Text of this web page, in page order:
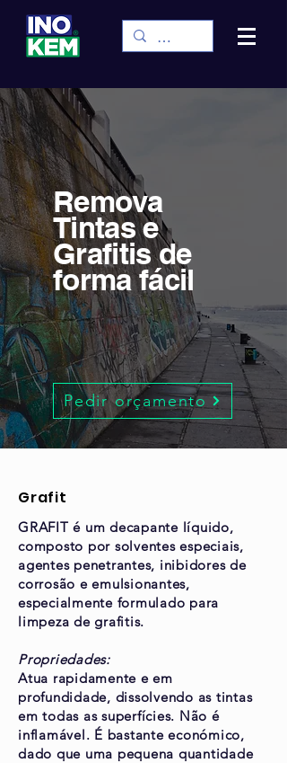
Remova
Tintas e
Grafitis de
forma fácil
Pedir orçamento
Grafit
GRAFIT é um decapante líquido,
composto por solventes especiais,
agentes penetrantes, inibidores de
corrosão e emulsionantes,
especialmente formulado para
limpeza de grafitis.
Propriedades:
Atua rapidamente e em
profundidade, dissolvendo as tintas
em todas as superfícies. Não é
inflamável. É bastante económico,
dado que uma pequena quantidade